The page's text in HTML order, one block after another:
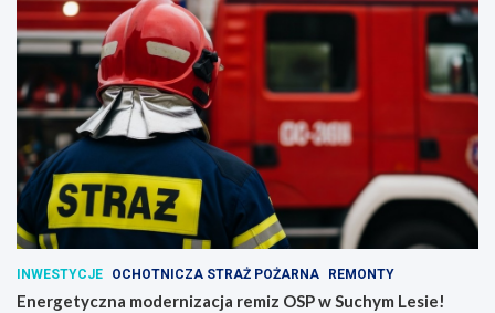
INWESTYCJE OCHOTNICZA STRAŻ POŻARNA REMONTY
Energetyczna modernizacja remiz OSP w Suchym Lesie!